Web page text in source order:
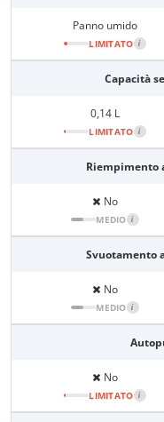
Panno umido
LIMITATO i
Capacità
0,14 L
LIMITATO i
Riempimento
No
MEDIO i
Svuotamento
No
MEDIO i
No
LIMITATO i